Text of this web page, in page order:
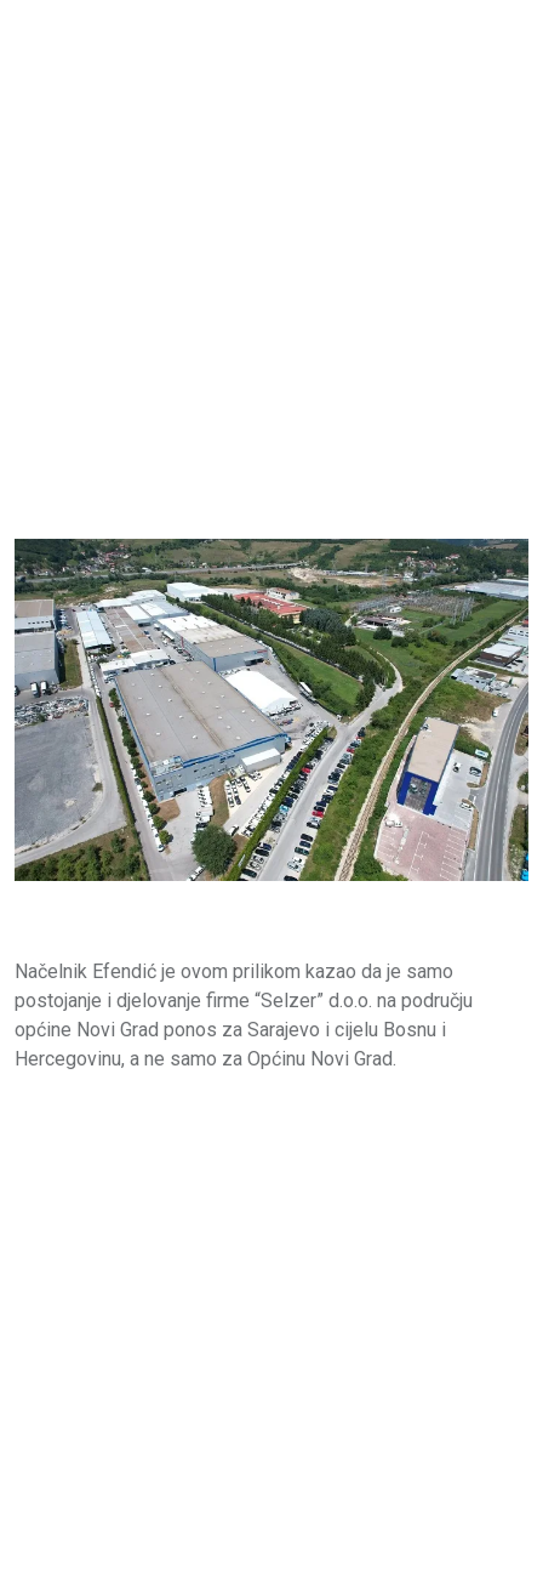
Načelnik Efendić je ovom prilikom kazao da je samo
postojanje i djelovanje firme “Selzer” d.o.o. na području
općine Novi Grad ponos za Sarajevo i cijelu Bosnu i
Hercegovinu, a ne samo za Općinu Novi Grad.